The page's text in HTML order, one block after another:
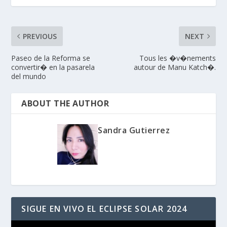
PREVIOUS
Paseo de la Reforma se
convertir� en la pasarela
del mundo
NEXT
Tous les �v�nements
autour de Manu Katch�.
ABOUT THE AUTHOR
Sandra Gutierrez
SIGUE EN VIVO EL ECLIPSE SOLAR 2024